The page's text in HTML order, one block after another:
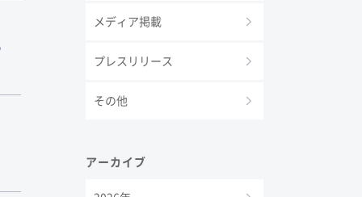
メディア掲載
プレスリリース
その他
アーカイブ